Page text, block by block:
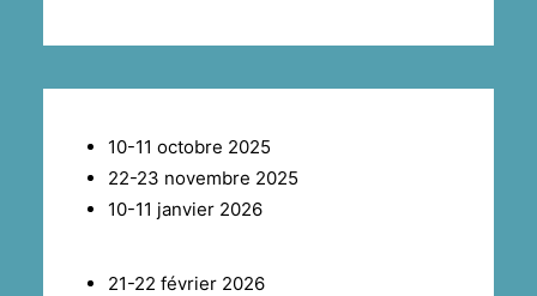
10-11 octobre 2025
22-23 novembre 2025
10-11 janvier 2026
21-22 février 2026